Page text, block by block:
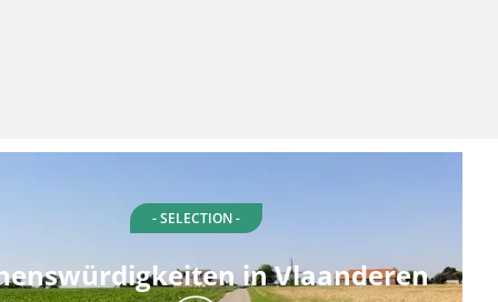
- SELECTION -
in Vlaanderen